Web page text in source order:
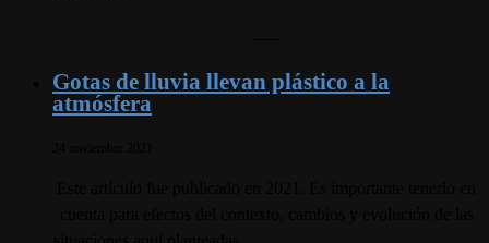
Gotas de lluvia llevan plástico a la
atmósfera